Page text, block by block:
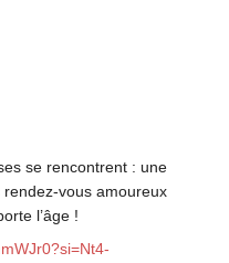
se rencontrent : une
vous amoureux
l’âge !